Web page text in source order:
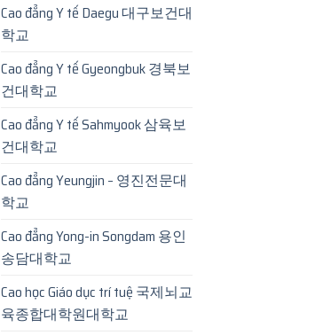
Cao đẳng Y tế Daegu 대구보건대
학교
Cao đẳng Y tế Gyeongbuk 경북보
건대학교
Cao đẳng Y tế Sahmyook 삼육보
건대학교
Cao đẳng Yeungjin – 영진전문대
학교
Cao đẳng Yong-in Songdam 용인
송담대학교
Cao học Giáo dục trí tuệ 국제뇌교
육종합대학원대학교